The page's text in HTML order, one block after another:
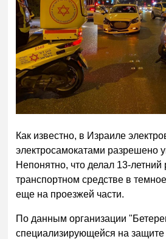
Как известно, в Израиле
электросамокатами разрешено
Непонятно, что делал 13-летний
транспортном средстве в
еще на проезжей части.
По данным организации
специализирующейся на защите